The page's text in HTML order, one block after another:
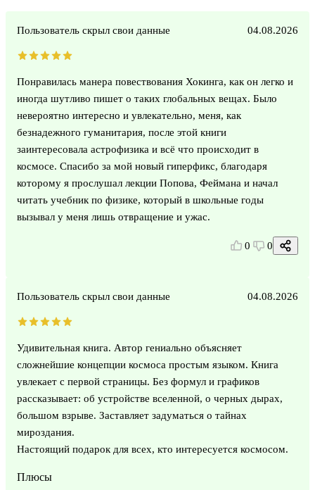
Пользователь скрыл свои данные 04.08.2026
Понравилась манера повествования Хокинга, как он легко и
иногда шутливо пишет о таких глобальных вещах. Было
невероятно интересно и увлекательно, меня, как
безнадежного гуманитария, после этой книги
заинтересовала астрофизика и всё что происходит в
космосе. Спасибо за мой новый гиперфикс, благодаря
которому я прослушал лекции Попова, Феймана и начал
читать учебник по физике, который в школьные годы
вызывал у меня лишь отвращение и ужас.
0 0
Пользователь скрыл свои данные 04.08.2026
Удивительная книга. Автор гениально объясняет
сложнейшие концепции космоса простым языком. Книга
увлекает с первой страницы. Без формул и графиков
рассказывает: об устройстве вселенной, о черных дырах,
большом взрыве. Заставляет задуматься о тайнах
мироздания.
Настоящий подарок для всех, кто интересуется космосом.
Плюсы